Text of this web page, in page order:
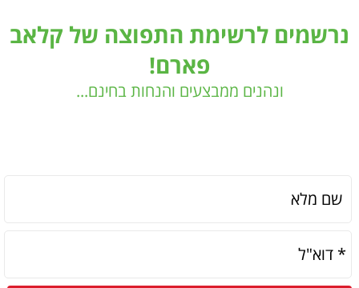
נרשמים לרשימת התפוצה של קלאב
פארם!
ונהנים ממבצעים והנחות בחינם...